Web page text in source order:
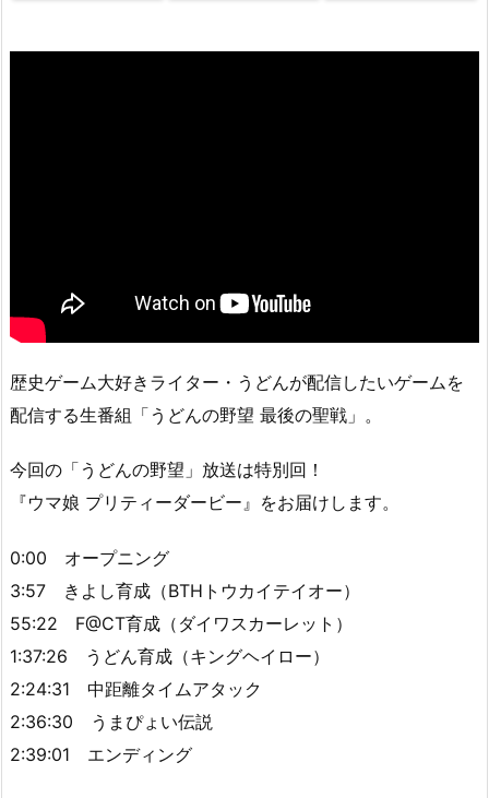
歴史ゲーム大好きライター・うどんが配信したいゲームを
配信する生番組「うどんの野望 最後の聖戦」。
今回の「うどんの野望」放送は特別回！
『ウマ娘 プリティーダービー』をお届けします。
0:00 オープニング
3:57 きよし育成（BTHトウカイテイオー）
55:22 F@CT育成（ダイワスカーレット）
1:37:26 うどん育成（キングヘイロー）
2:24:31 中距離タイムアタック
2:36:30 うまぴょい伝説
2:39:01 エンディング